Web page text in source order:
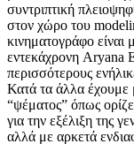
συντριπτική
στον χώρο του
κινηματογράφο
εντεκάχρονη Aryana
περισσότερους
Κατά τα άλλα έχουμε
“ψέματος” όπως
για την εξέλιξη της
αλλά με αρκετά